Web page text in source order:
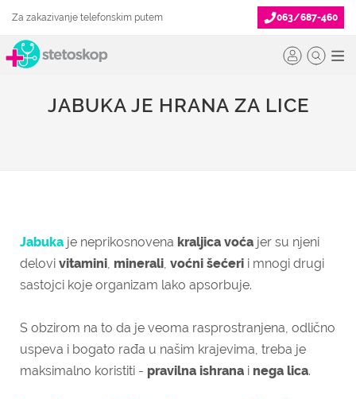
Za zakazivanje telefonskim putem 063/687-460
JABUKA JE HRANA ZA LICE
Jabuka je neprikosnovena kraljica voća jer su njeni
delovi vitamini, minerali, voćni šećeri i mnogi drugi
sastojci koje organizam lako apsorbuje.
S obzirom na to da je veoma rasprostranjena, odlično
uspeva i bogato rađa u našim krajevima, treba je
maksimalno koristiti - pravilna ishrana i nega lica.